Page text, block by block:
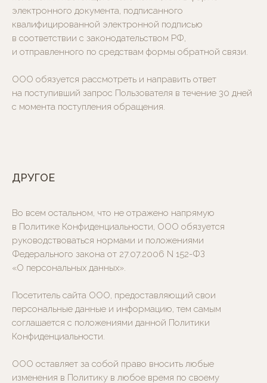
электронного документа, подписанного
квалифицированной электронной подписью
в соответствии с законодательством РФ,
и отправленного по средствам формы обратной связи.
ООО обязуется рассмотреть и направить ответ
на поступивший запрос Пользователя в течение 30 дней
с момента поступления обращения.
ДРУГОЕ
Во всем остальном, что не отражено напрямую
в Политике Конфиденциальности, ООО обязуется
руководствоваться нормами и положениями
Федерального закона от 27.07.2006 N 152-ФЗ
«О персональных данных».
Посетитель сайта ООО, предоставляющий свои
персональные данные и информацию, тем самым
соглашается с положениями данной Политики
Конфиденциальности.
ООО оставляет за собой право вносить любые
изменения в Политику в любое время по своему